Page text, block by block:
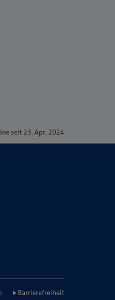
seit 23. Apr. 2024
Barrierefreiheit